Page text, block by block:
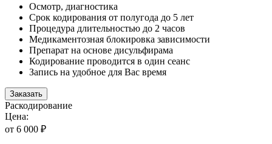
Осмотр, диагностика
Срок кодирования от полугода до 5 лет
Процедура длительностью до 2 часов
Медикаментозная блокировка зависимости
Препарат на основе дисульфирама
Кодирование проводится в один сеанс
Запись на удобное для Вас время
Заказать
Раскодирование
Цена:
от 6 000 ₽